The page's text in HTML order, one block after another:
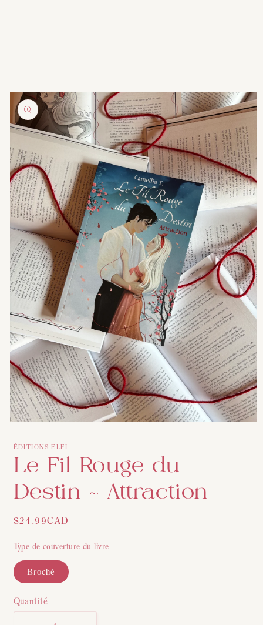
Passer aux
informations
produits
média
1
dans
une
fenêtre
ÉDITIONS ELFI
Le Fil Rouge du
Destin ~ Attraction
Prix
$24.99CAD
Type de couverture du livre
Broché
Quantité
Quantité